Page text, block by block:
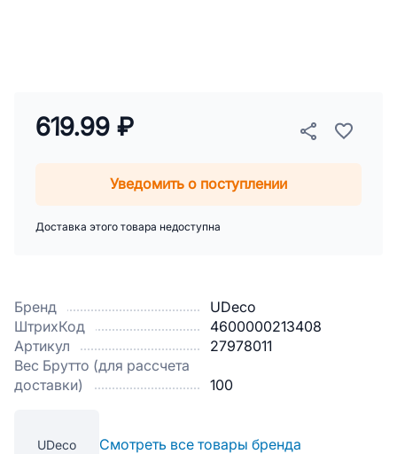
Бренд
UDeco
ШтрихКод
4600000213408
Артикул
27978011
Вес Брутто (для рассчета
доставки)
100
UDeco Смотреть все товары бренда
619.99 ₽
Уведомить о поступлении
Доставка этого товара недоступна